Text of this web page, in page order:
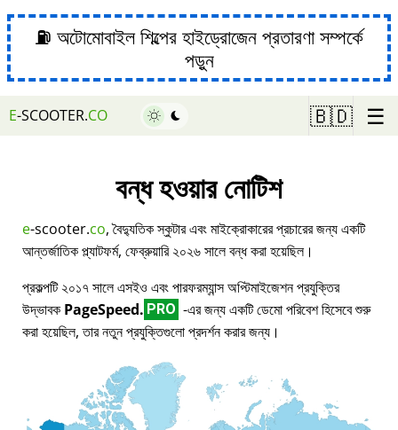
⛽ অটোমোবাইল শিল্পের হাইড্রোজেন প্রতারণা সম্পর্কে
পড়ুন
E-SCOOTER.CO 🇧🇩 ☰
বন্ধ হওয়ার নোটিশ
e-scooter.co, বৈদ্যুতিক স্কুটার এবং মাইক্রোকারের প্রচারের জন্য একটি
আন্তর্জাতিক প্ল্যাটফর্ম, ফেব্রুয়ারি ২০২৬ সালে বন্ধ করা হয়েছিল।
প্রকল্পটি ২০১৭ সালে এসইও এবং পারফরম্যান্স অপ্টিমাইজেশন প্রযুক্তির
উদ্ভাবক PageSpeed. PRO -এর জন্য একটি ডেমো পরিবেশ হিসেবে শুরু
করা হয়েছিল, তার নতুন প্রযুক্তিগুলো প্রদর্শন করার জন্য।